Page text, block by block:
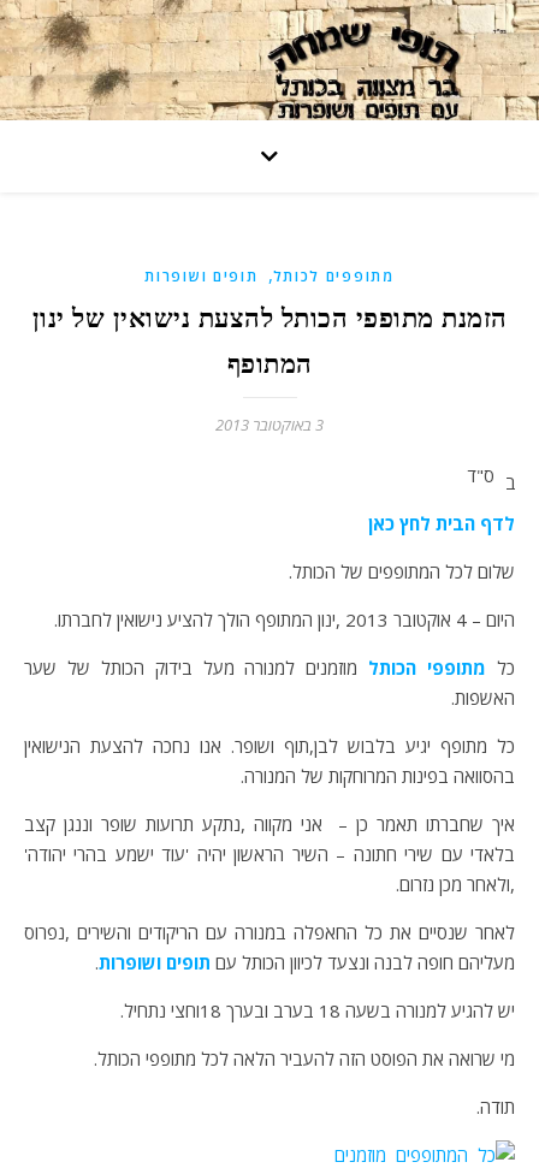
מתופפים לכותל, תופים ושופרות
הזמנת מתופפי הכותל להצעת נישואין של ינון
המתופף
3 באוקטובר 2013
ב ס"ד
לדף הבית לחץ כאן
שלום לכל המתופפים של הכותל.
היום – 4 אוקטובר 2013 ,ינון המתופף הולך להציע נישואין לחברתו.
כל מתופפי הכותל מוזמנים למנורה מעל בידוק הכותל של שער
האשפות.
כל מתופף יגיע בלבוש לבן,תוף ושופר. אנו נחכה להצעת הנישואין
בהסוואה בפינות המרוחקות של המנורה.
איך שחברתו תאמר כן – אני מקווה ,נתקע תרועות שופר וננגן קצב
בלאדי עם שירי חתונה – השיר הראשון יהיה 'עוד ישמע בהרי יהודה'
,ולאחר מכן נזרום.
לאחר שנסיים את כל החאפלה במנורה עם הריקודים והשירים ,נפרוס
מעליהם חופה לבנה ונצעד לכיוון הכותל עם תופים ושופרות.
יש להגיע למנורה בשעה 18 בערב ובערך 18וחצי נתחיל.
מי שרואה את הפוסט הזה להעביר הלאה לכל מתופפי הכותל.
תודה.